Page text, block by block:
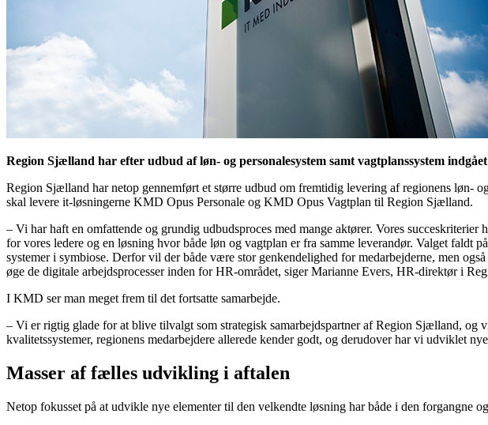
Region Sjælland har efter udbud af løn- og personalesystem samt vagtplanssystem
Region Sjælland har netop gennemført et større udbud om fremtidig levering af regionens løn-
skal levere it-løsningerne KMD Opus Personale og KMD Opus Vagtplan til Region Sjælland.
– Vi har haft en omfattende og grundig udbudsproces med mange aktører. Vores
for vores ledere og en løsning hvor både løn og vagtplan er fra samme leverandør. Valget
systemer i symbiose. Derfor vil der både være stor genkendelighed for medarbejderne, men
øge de digitale arbejdsprocesser inden for HR-området, siger Marianne Evers, HR-direktør i
I KMD ser man meget frem til det fortsatte samarbejde.
– Vi er rigtig glade for at blive tilvalgt som strategisk samarbejdspartner af Region Sjælland,
kvalitetssystemer, regionens medarbejdere allerede kender godt, og derudover har vi udviklet
Masser af fælles udvikling i aftalen
Netop fokusset på at udvikle nye elementer til den velkendte løsning har både i den forgangne